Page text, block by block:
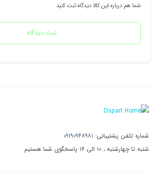
شما هم درباره این کالا دیدگاه ثبت کنید
ثبت دیدگاه
شماره تلفن پشتیبانی: ۰۹۱۹۰۹۴۸۹۸۱
شنبه تا چهارشنبه ، ۱۰ الی ۱۶ پاسخگوی شما هستیم